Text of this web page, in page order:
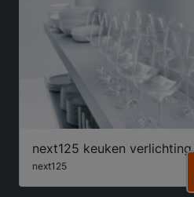
next125 keuken verlichting
next125